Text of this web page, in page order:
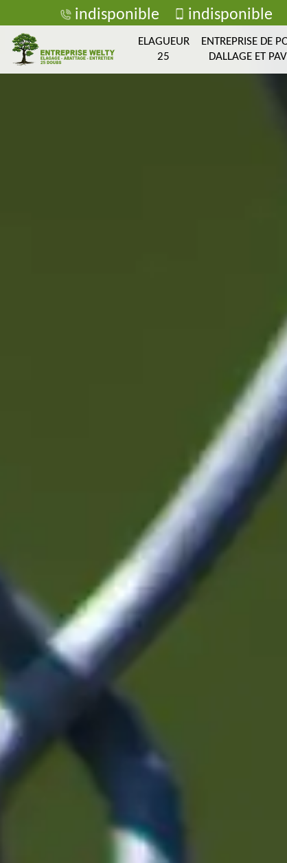
indisponible indisponible
ELAGUEUR
25
ENTREPRISE DE
DALLAGE ET